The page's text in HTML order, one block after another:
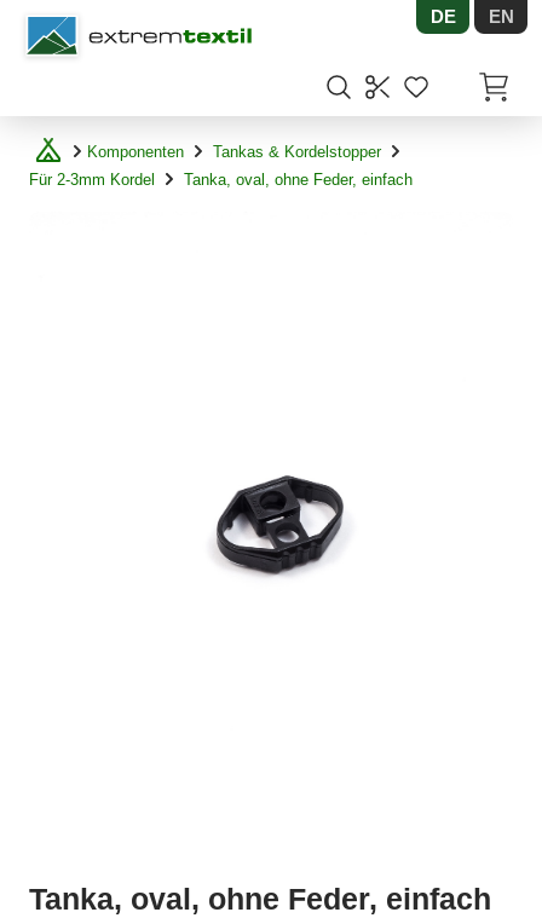
Shopware DE EN
Komponenten
Tankas & Kordelstopper
Für 2-3mm Kordel
Tanka, oval, ohne Feder, einfach
Tanka, oval, ohne Feder, einfach